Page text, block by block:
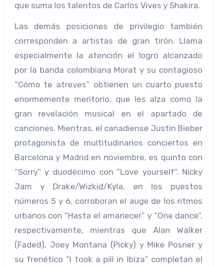
que suma los talentos de Carlos Vives y Shakira.
Las demás posiciones de privilegio también
corresponden a artistas de gran tirón. Llama
especialmente la atención el logro alcanzado
por la banda colombiana Morat y su contagioso
“Cómo te atreves” obtienen un cuarto puesto
enormemente meritorio, que les alza como la
gran revelación musical en el apartado de
canciones. Mientras, el canadiense Justin Bieber
protagonista de multitudinarios conciertos en
Barcelona y Madrid en noviembre, es quinto con
“Sorry” y duodécimo con “Love yourself”. Nicky
Jam y Drake/Wizkid/Kyla, en los puestos
números 5 y 6, corroboran el auge de los ritmos
urbanos con “Hasta el amanecer” y “One dance”,
respectivamente, mientras que Alan Walker
(Faded), Joey Montana (Picky) y Mike Posner y
su frenético “I took a pill in Ibiza” completan el